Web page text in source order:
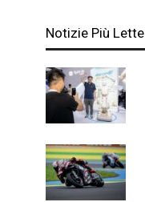
Notizie Più Lette